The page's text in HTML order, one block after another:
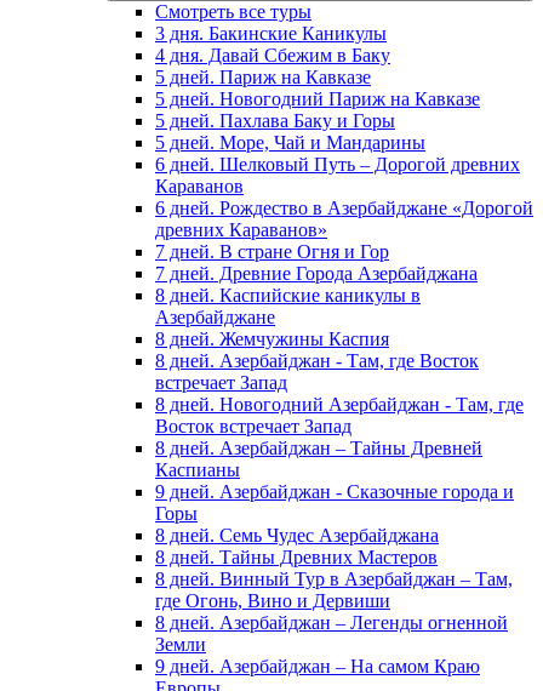
Смотреть все туры
3 дня. Бакинские Каникулы
4 дня. Давай Сбежим в Баку
5 дней. Париж на Кавказе
5 дней. Новогодний Париж на Кавказе
5 дней. Пахлава Баку и Горы
5 дней. Море, Чай и Мандарины
6 дней. Шелковый Путь – Дорогой древних
Караванов
6 дней. Рождество в Азербайджане «Дорогой
древних Караванов»
7 дней. В стране Огня и Гор
7 дней. Древние Города Азербайджана
8 дней. Каспийские каникулы в
Азербайджане
8 дней. Жемчужины Каспия
8 дней. Азербайджан - Там, где Восток
встречает Запад
8 дней. Новогодний Азербайджан - Там, где
Восток встречает Запад
8 дней. Азербайджан – Тайны Древней
Каспианы
9 дней. Азербайджан - Сказочные города и
Горы
8 дней. Семь Чудес Азербайджана
8 дней. Тайны Древних Мастеров
8 дней. Винный Тур в Азербайджан – Там,
где Огонь, Вино и Дервиши
8 дней. Азербайджан – Легенды огненной
Земли
9 дней. Азербайджан – На самом Краю